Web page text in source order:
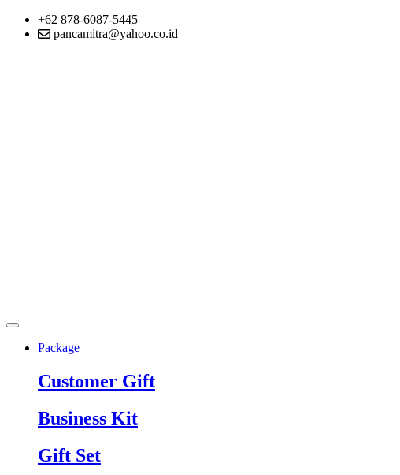
+62 878-6087-5445
pancamitra@yahoo.co.id
Package
Customer Gift
Business Kit
Gift Set